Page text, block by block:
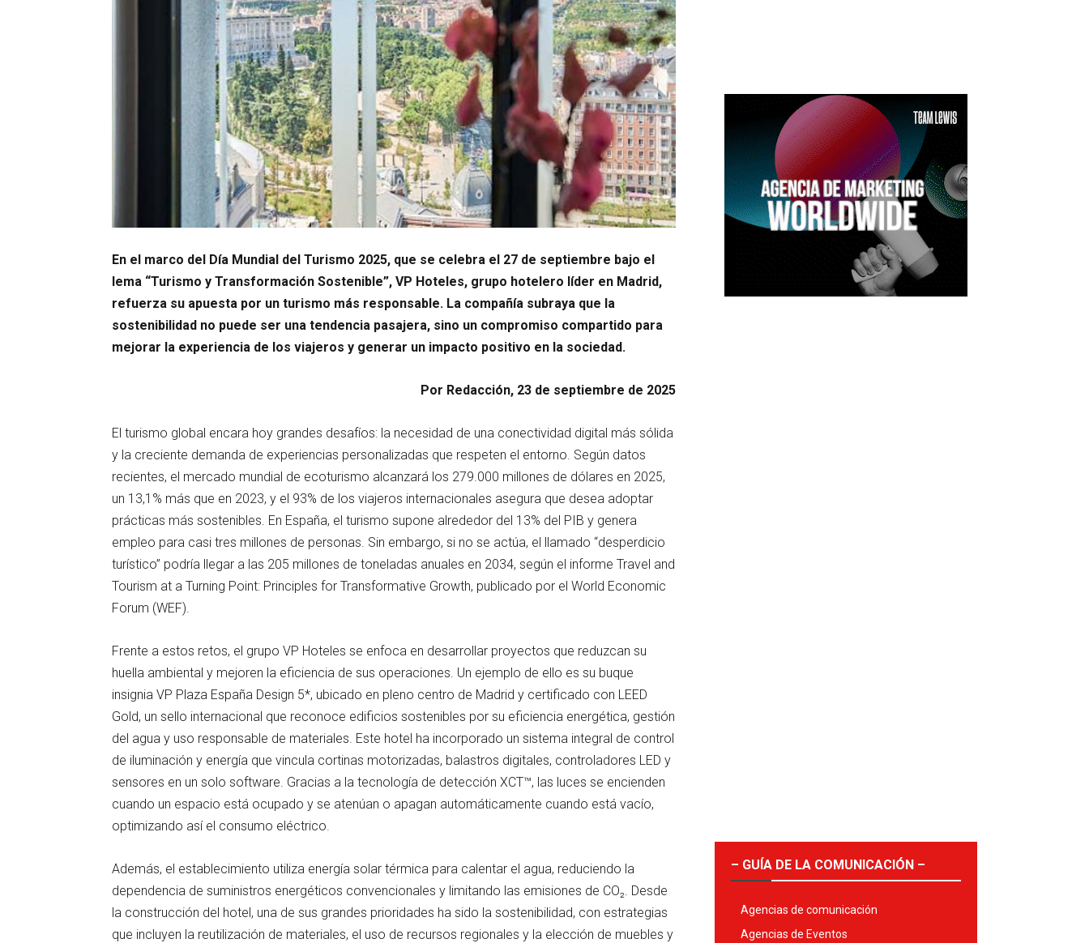
En el marco del Día Mundial del Turismo 2025, que se celebra el 27 de septiembre bajo el
lema “Turismo y Transformación Sostenible”, VP Hoteles, grupo hotelero líder en Madrid,
refuerza su apuesta por un turismo más responsable. La compañía subraya que la
sostenibilidad no puede ser una tendencia pasajera, sino un compromiso compartido para
mejorar la experiencia de los viajeros y generar un impacto positivo en la sociedad.
Por Redacción, 23 de septiembre de 2025
El turismo global encara hoy grandes desafíos: la necesidad de una conectividad digital más sólida
y la creciente demanda de experiencias personalizadas que respeten el entorno. Según datos
recientes, el mercado mundial de ecoturismo alcanzará los 279.000 millones de dólares en 2025,
un 13,1% más que en 2023, y el 93% de los viajeros internacionales asegura que desea adoptar
prácticas más sostenibles. En España, el turismo supone alrededor del 13% del PIB y genera
empleo para casi tres millones de personas. Sin embargo, si no se actúa, el llamado “desperdicio
turístico” podría llegar a las 205 millones de toneladas anuales en 2034, según el informe Travel and
Tourism at a Turning Point: Principles for Transformative Growth, publicado por el World Economic
Forum (WEF).
Frente a estos retos, el grupo VP Hoteles se enfoca en desarrollar proyectos que reduzcan su
huella ambiental y mejoren la eficiencia de sus operaciones. Un ejemplo de ello es su buque
insignia VP Plaza España Design 5*, ubicado en pleno centro de Madrid y certificado con LEED
Gold, un sello internacional que reconoce edificios sostenibles por su eficiencia energética, gestión
del agua y uso responsable de materiales. Este hotel ha incorporado un sistema integral de control
de iluminación y energía que vincula cortinas motorizadas, balastros digitales, controladores LED y
sensores en un solo software. Gracias a la tecnología de detección XCT™, las luces se encienden
cuando un espacio está ocupado y se atenúan o apagan automáticamente cuando está vacío,
optimizando así el consumo eléctrico.
Además, el establecimiento utiliza energía solar térmica para calentar el agua, reduciendo la
dependencia de suministros energéticos convencionales y limitando las emisiones de CO₂. Desde
la construcción del hotel, una de sus grandes prioridades ha sido la sostenibilidad, con estrategias
que incluyen la reutilización de materiales, el uso de recursos regionales y la elección de muebles y
– GUÍA DE LA COMUNICACIÓN –
Agencias de comunicación
Agencias de Eventos